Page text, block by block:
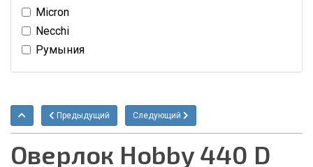
Micron
Necchi
Румыния
Предыдущий Следующий
Оверлок Hobby 440 D